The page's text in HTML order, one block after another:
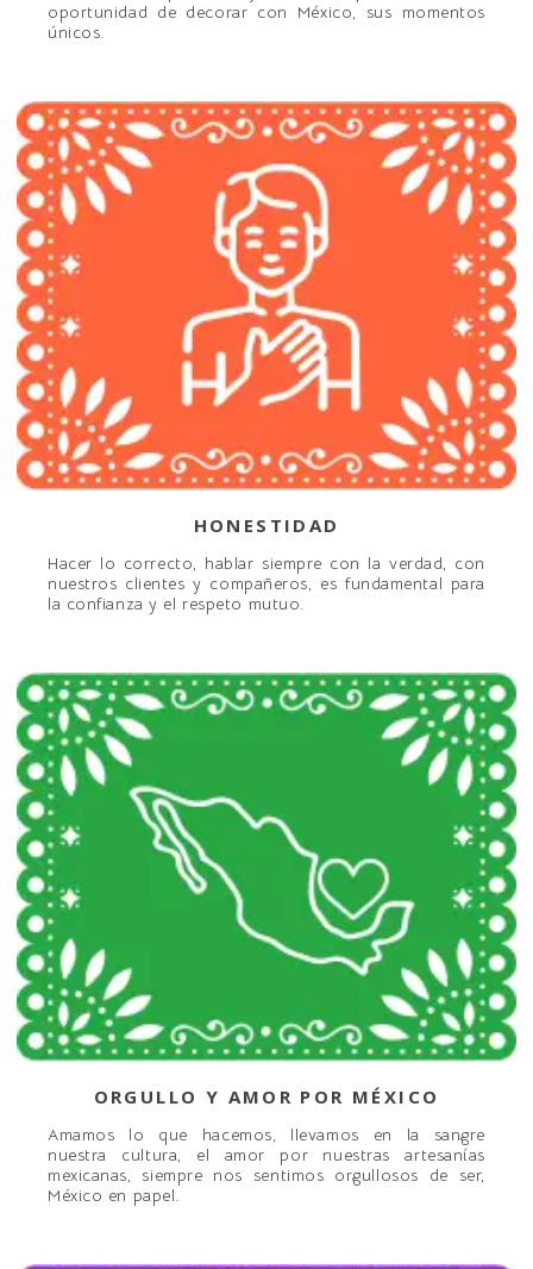
oportunidad de decorar con México, sus momentos
únicos.
HONESTIDAD
Hacer lo correcto, hablar siempre con la verdad, con
nuestros clientes y compañeros, es fundamental para
la confianza y el respeto mutuo.
ORGULLO Y AMOR POR MÉXICO
Amamos lo que hacemos, llevamos en la sangre
nuestra cultura, el amor por nuestras artesanías
mexicanas, siempre nos sentimos orgullosos de ser,
México en papel.